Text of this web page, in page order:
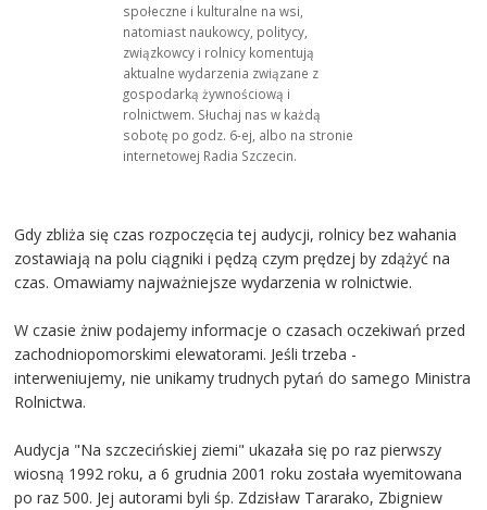
społeczne i kulturalne na wsi,
natomiast naukowcy, politycy,
związkowcy i rolnicy komentują
aktualne wydarzenia związane z
gospodarką żywnościową i
rolnictwem. Słuchaj nas w każdą
sobotę po godz. 6-ej, albo na stronie
internetowej Radia Szczecin.
Gdy zbliża się czas rozpoczęcia tej audycji, rolnicy bez wahania
zostawiają na polu ciągniki i pędzą czym prędzej by zdążyć na
czas. Omawiamy najważniejsze wydarzenia w rolnictwie.
W czasie żniw podajemy informacje o czasach oczekiwań przed
zachodniopomorskimi elewatorami. Jeśli trzeba -
interweniujemy, nie unikamy trudnych pytań do samego Ministra
Rolnictwa.
Audycja "Na szczecińskiej ziemi" ukazała się po raz pierwszy
wiosną 1992 roku, a 6 grudnia 2001 roku została wyemitowana
po raz 500. Jej autorami byli śp. Zdzisław Tararako, Zbigniew